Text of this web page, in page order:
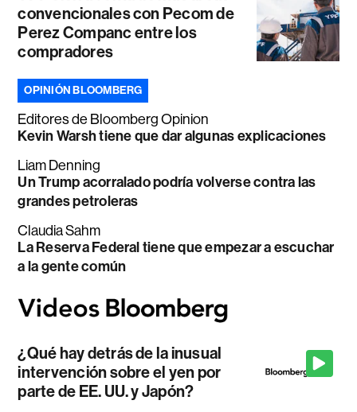
convencionales con Pecom de
Perez Companc entre los
compradores
OPINIÓN BLOOMBERG
Editores de Bloomberg Opinion
Kevin Warsh tiene que dar algunas explicaciones
Liam Denning
Un Trump acorralado podría volverse contra las
grandes petroleras
Claudia Sahm
La Reserva Federal tiene que empezar a escuchar
a la gente común
¿Qué hay detrás de la inusual
intervención sobre el yen por
parte de EE. UU. y Japón?